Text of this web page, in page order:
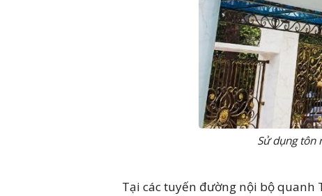
Sử dụng tôn
Tại các tuyến đường nội bộ quanh